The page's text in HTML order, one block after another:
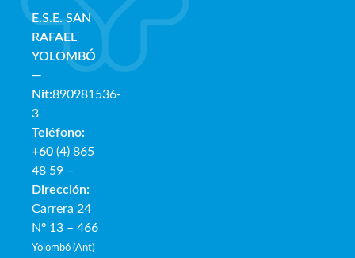
E.S.E. SAN
RAFAEL
YOLOMBÓ
—
Nit:890981536-
3
Teléfono:
+60 (4) 865
48 59 –
Dirección:
Carrera 24
Nº 13 – 466
Yolombó (Ant)